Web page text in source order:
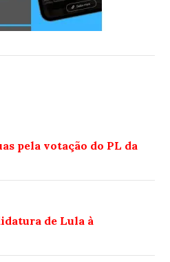
pela votação do PL da
de Lula à